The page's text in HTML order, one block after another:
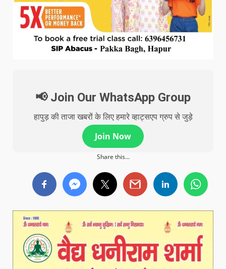
📢 Join Our WhatsApp Group
हापुड़ की ताजा खबरों के लिए हमारे व्हाट्सएप ग्रुप से जुड़े
Join Now
Share this...